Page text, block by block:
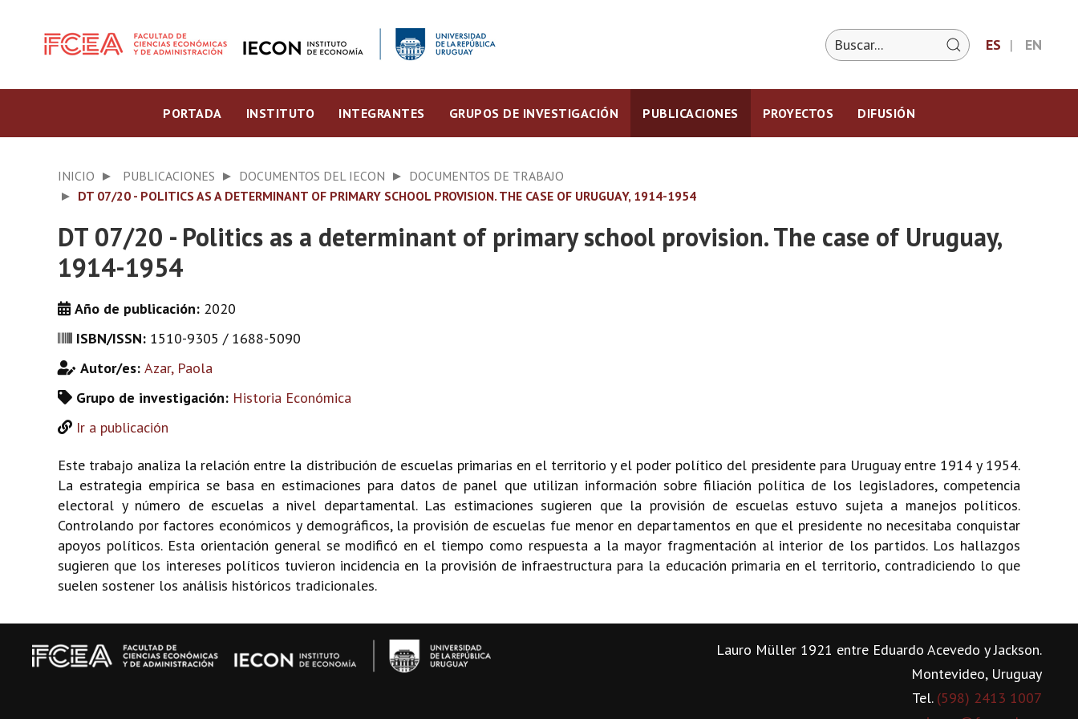
ES EN
PORTADA INSTITUTO INTEGRANTES GRUPOS DE INVESTIGACIÓN PUBLICACIONES PROYECTOS DIFUSIÓN
INICIO PUBLICACIONES DOCUMENTOS DEL IECON
DOCUMENTOS DE TRABAJO
DT 07/20 - POLITICS AS A DETERMINANT OF PRIMARY SCHOOL PROVISION. THE CASE OF URUGUAY, 1914-1954
DT 07/20 - Politics as a determinant of primary school provision. The case of Uruguay,
1914-1954
Año de publicación: 2020
ISBN/ISSN: 1510-9305 / 1688-5090
Autor/es: Azar, Paola
Grupo de investigación: Historia Económica
Ir a publicación
Este trabajo analiza la relación entre la distribución de escuelas primarias en el territorio y el poder político del presidente para Uruguay entre 1914 y 1954.
La estrategia empírica se basa en estimaciones para datos de panel que utilizan información sobre filiación política de los legisladores, competencia
electoral y número de escuelas a nivel departamental. Las estimaciones sugieren que la provisión de escuelas estuvo sujeta a manejos políticos.
Controlando por factores económicos y demográficos, la provisión de escuelas fue menor en departamentos en que el presidente no necesitaba conquistar
apoyos políticos. Esta orientación general se modificó en el tiempo como respuesta a la mayor fragmentación al interior de los partidos. Los hallazgos
sugieren que los intereses políticos tuvieron incidencia en la provisión de infraestructura para la educación primaria en el territorio, contradiciendo lo que
suelen sostener los análisis históricos tradicionales.
Lauro Müller 1921 entre Eduardo Acevedo y Jackson.
Montevideo, Uruguay
Tel. (598) 2413 1007